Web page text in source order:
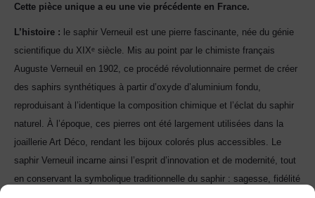
Cette pièce unique a eu une vie précédente en France.
L’histoire : le saphir Verneuil est une pierre fascinante, née du génie
scientifique du XIXᵉ siècle. Mis au point par le chimiste français
Auguste Verneuil en 1902, ce procédé révolutionnaire permet de créer
des saphirs synthétiques à partir d’oxyde d’aluminium fondu,
reproduisant à l’identique la composition chimique et l’éclat du saphir
naturel. À l’époque, ces pierres ont été largement utilisées dans la
joaillerie Art Déco, rendant les bijoux colorés plus accessibles. Le
saphir Verneuil incarne ainsi l’esprit d’innovation et de modernité, tout
en conservant la symbolique traditionnelle du saphir : sagesse, fidélité